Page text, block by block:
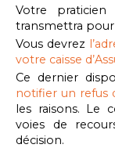
Votre
transmettra
Vous devrez
votre caisse
Ce dernier
notifier un refus
les raisons. Le
voies de
décision.